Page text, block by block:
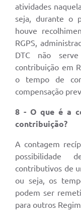
atividades
seja, durante o
houve
RGPS,
DTC não
contribuição em
o tempo de
compensação
8 - O que é a
contribuição?
A contagem
possibilidade
contributivos de
ou seja, os
podem ser
para outros